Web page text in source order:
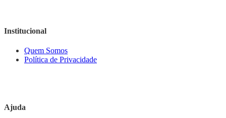
Institucional
Quem Somos
Política de Privacidade
Ajuda